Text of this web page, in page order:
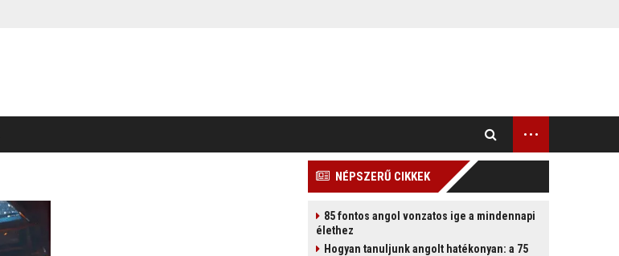
...
NÉPSZERŰ CIKKEK
85 fontos angol vonzatos ige a mindennapi
élethez
Hogyan tanuljunk angolt hatékonyan: a 75